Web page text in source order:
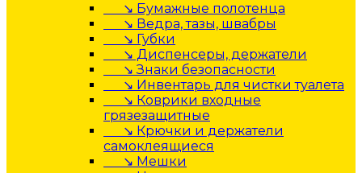
↘ Бумажные полотенца
↘ Ведра, тазы, швабры
↘ Губки
↘ Диспенсеры, держатели
↘ Знаки безопасности
↘ Инвентарь для чистки туалета
↘ Коврики входные
грязезащитные
↘ Крючки и держатели
самоклеящиеся
↘ Мешки